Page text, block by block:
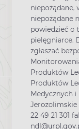
niepożądane
powiedzieć o
pielęgniarce.
zgłaszać
Produktów
Produktów
Medycznych
Jerozolimskie
22 49 21 301